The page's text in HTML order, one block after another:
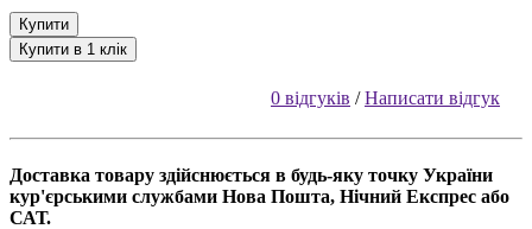
Купити
Купити в 1 клік
0 відгуків /Написати відгук
Доставка товару здійснюється в будь-яку точку України
кур'єрськими службами Нова Пошта, Нічний Експрес або
САТ.